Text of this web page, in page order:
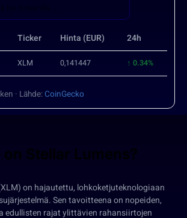
Ticker Hinta (EUR) 24h
XLM 0,141447 ↑ 0.34%
· Lähde:CoinGecko
on Stellar Lumens?
on hajautettu, lohkoketjuteknologiaan
Sen tavoitteena on nopeiden,
edullisten rajat ylittävien rahansiirtojen